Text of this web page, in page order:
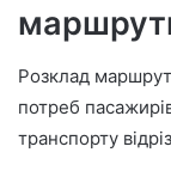
Розклад
потреб
транспорту